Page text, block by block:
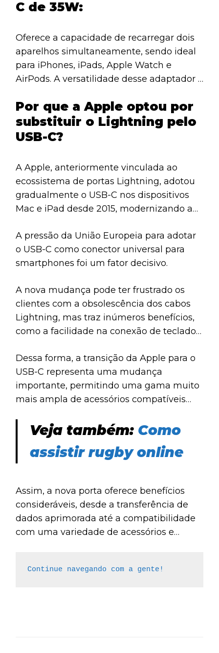
C de 35W:
Oferece a capacidade de recarregar dois
aparelhos simultaneamente, sendo ideal
para iPhones, iPads, Apple Watch e
AirPods. A versatilidade desse adaptador é
kit de adaptadores para viagem.
Por que a Apple optou por
substituir o Lightning pelo
USB-C?
A Apple, anteriormente vinculada ao
ecossistema de portas Lightning, adotou
gradualmente o USB-C nos dispositivos
Mac e iPad desde 2015, modernizando a
A pressão da União Europeia para adotar
o USB-C como conector universal para
smartphones foi um fator decisivo.
A nova mudança pode ter frustrado os
clientes com a obsolescência dos cabos
Lightning, mas traz inúmeros benefícios,
como a facilidade na conexão de teclados
dispositivos com a bateria do iPhone 15.
Dessa forma, a transição da Apple para o
USB-C representa uma mudança
importante, permitindo uma gama muito
mais ampla de acessórios compatíveis
aprimoradas possibilidades de
conectividade.
Veja também: Como
assistir rugby online
Assim, a nova porta oferece benefícios
consideráveis, desde a transferência de
dados aprimorada até a compatibilidade
com uma variedade de acessórios e
Continue navegando com a gente!